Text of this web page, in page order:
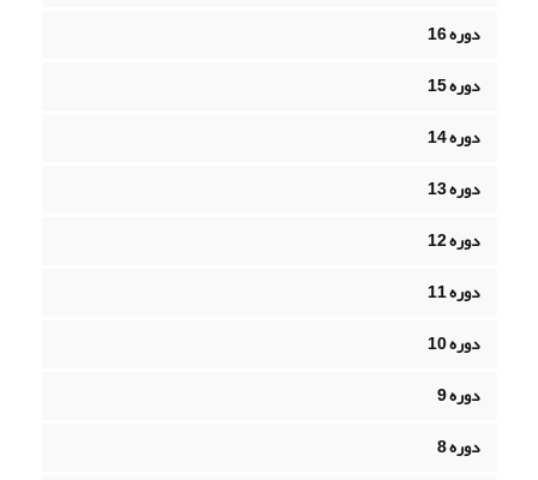
دوره 16
دوره 15
دوره 14
دوره 13
دوره 12
دوره 11
دوره 10
دوره 9
دوره 8